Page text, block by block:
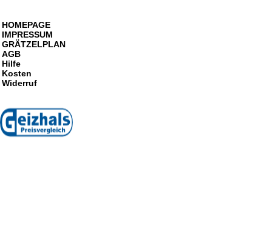
HOMEPAGE
IMPRESSUM
GRÄTZELPLAN
AGB
Hilfe
Kosten
Widerruf